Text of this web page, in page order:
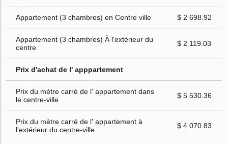
Appartement (3 chambres) en Centre ville $ 2 698.92
Appartement (3 chambres) À l'extérieur du
centre
$ 2 119.03
Prix d'achat de l' apppartement
Prix du mètre carré de l' appartement dans
le centre-ville
$ 5 530.36
Prix du mètre carré de l' appartement à
l'extérieur du centre-ville
$ 4 070.83